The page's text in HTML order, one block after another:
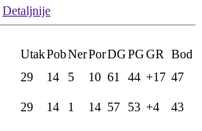
Detaljnije
UtakPobNerPorDGPGGR
Bod
29 14 5 10 61 44 +17 47
29 14 1 14 57 53 +4 43